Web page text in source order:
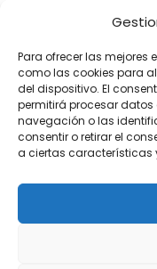
Para ofrecer las mejores
como las cookies para
del dispositivo. El
permitirá procesar
navegación o las
consentir o retirar el
a ciertas características